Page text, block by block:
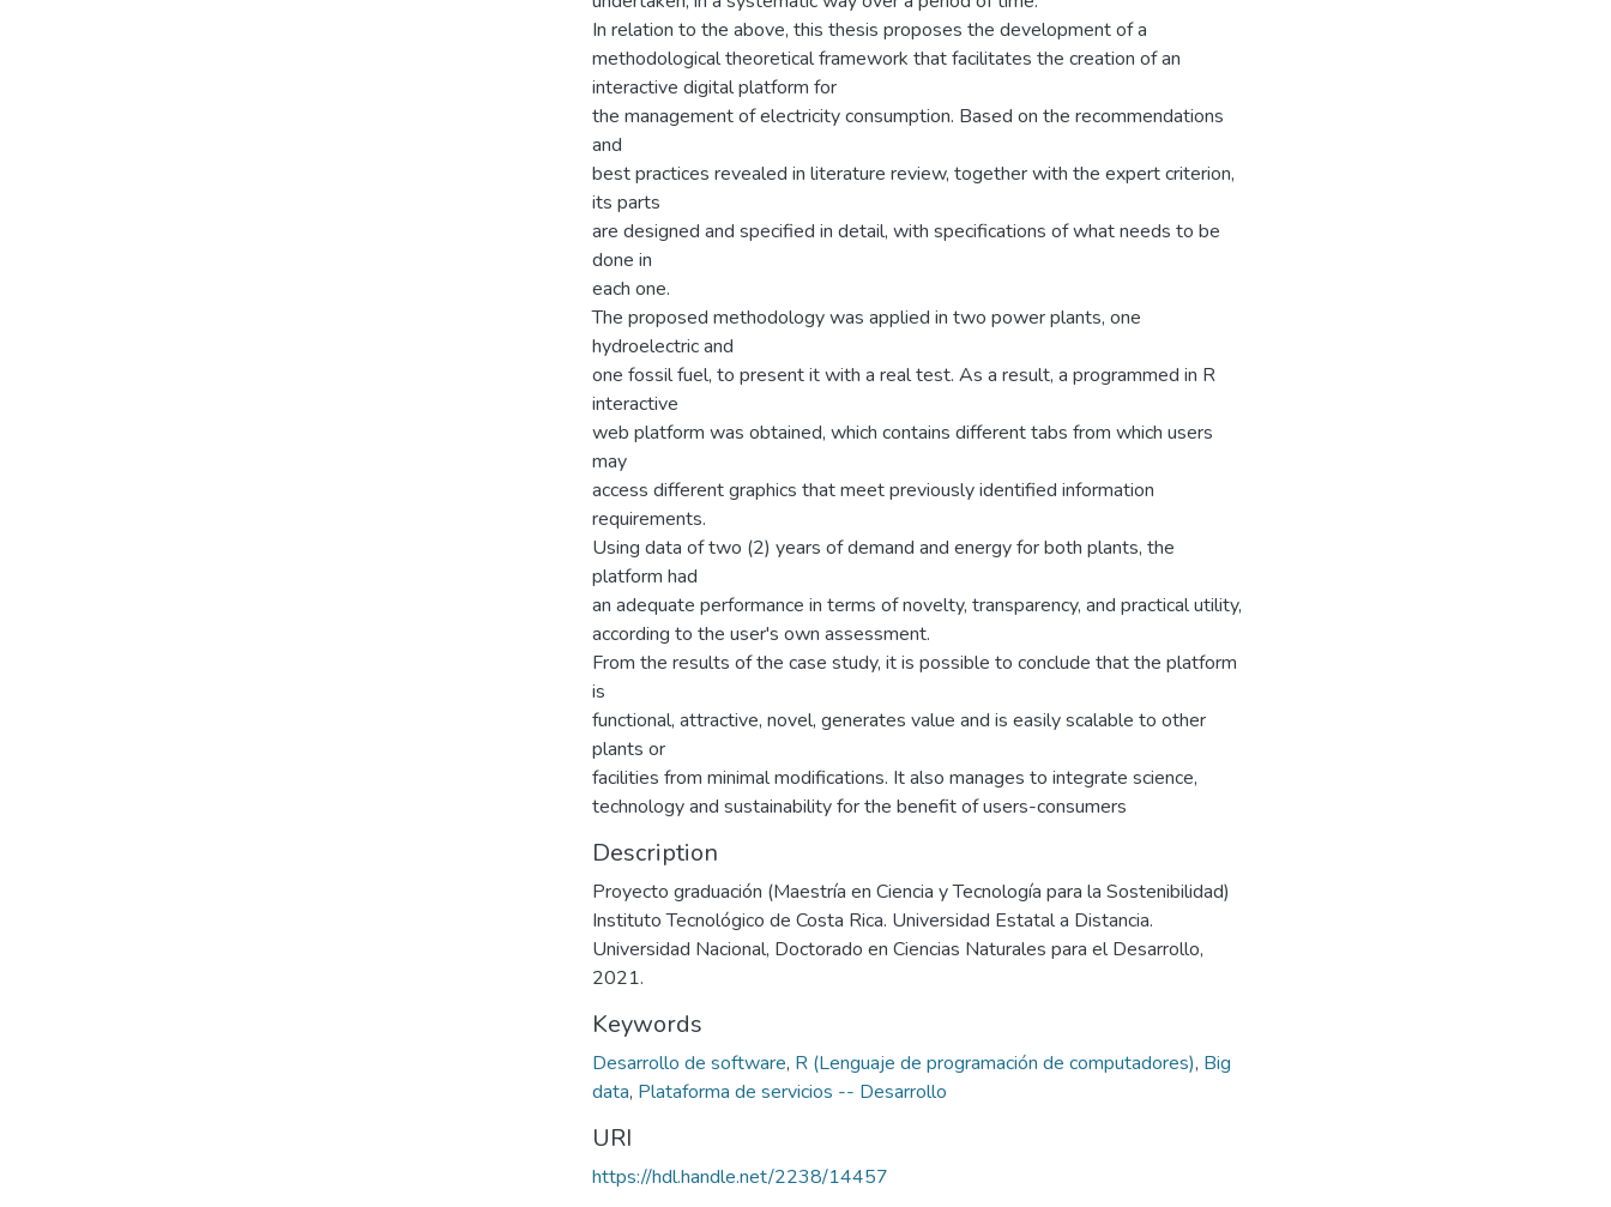
In relation to the above, this thesis proposes the development of a
methodological theoretical framework that facilitates the creation of an
interactive digital platform for
the management of electricity consumption. Based on the recommendations
and
best practices revealed in literature review, together with the expert criterion,
its parts
are designed and specified in detail, with specifications of what needs to be
done in
each one.
The proposed methodology was applied in two power plants, one
hydroelectric and
one fossil fuel, to present it with a real test. As a result, a programmed in R
interactive
web platform was obtained, which contains different tabs from which users
may
access different graphics that meet previously identified information
requirements.
Using data of two (2) years of demand and energy for both plants, the
platform had
an adequate performance in terms of novelty, transparency, and practical utility,
according to the user's own assessment.
From the results of the case study, it is possible to conclude that the platform
is
functional, attractive, novel, generates value and is easily scalable to other
plants or
facilities from minimal modifications. It also manages to integrate science,
technology and sustainability for the benefit of users-consumers
Description
Proyecto graduación (Maestría en Ciencia y Tecnología para la Sostenibilidad)
Instituto Tecnológico de Costa Rica. Universidad Estatal a Distancia.
Universidad Nacional, Doctorado en Ciencias Naturales para el Desarrollo,
2021.
Keywords
Desarrollo de software, R (Lenguaje de programación de computadores), Big
data, Plataforma de servicios -- Desarrollo
URI
https://hdl.handle.net/2238/14457